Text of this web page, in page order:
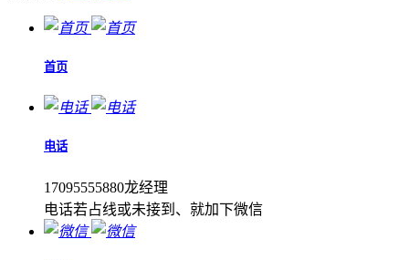
首页
电话
17095555880龙经理
电话若占线或未接到、就加下微信